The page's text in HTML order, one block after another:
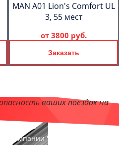
MAN A01 Lion's Comfort UL
3, 55 мест
от 3800 руб.
Заказать
ваших поездок на
компании "ТагилБас"